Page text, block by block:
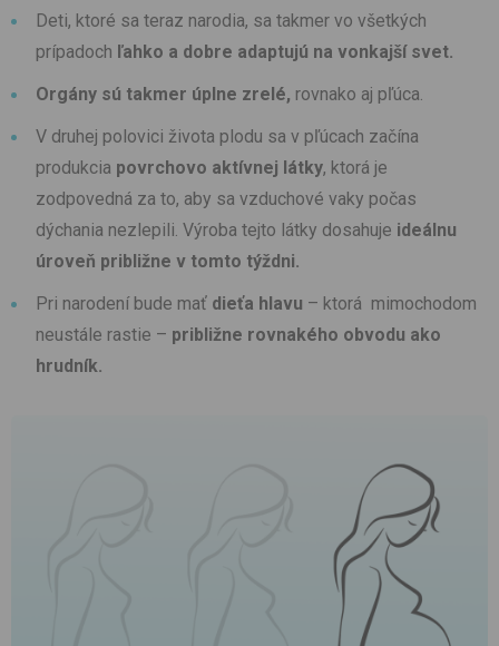
Deti, ktoré sa teraz narodia, sa takmer vo všetkých
prípadoch ľahko a dobre adaptujú na vonkajší svet.
Orgány sú takmer úplne zrelé, rovnako aj pľúca.
V druhej polovici života plodu sa v pľúcach začína
produkcia povrchovo aktívnej látky, ktorá je
zodpovedná za to, aby sa vzduchové vaky počas
dýchania nezlepili. Výroba tejto látky dosahuje ideálnu
úroveň približne v tomto týždni.
Pri narodení bude mať dieťa hlavu – ktorá mimochodom
neustále rastie – približne rovnakého obvodu ako
hrudník.